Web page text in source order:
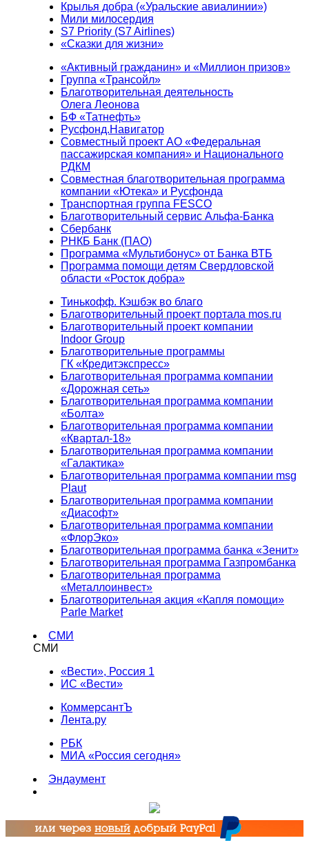
Крылья добра («Уральские авиалинии»)
Мили милосердия
S7 Priority (S7 Airlines)
«Сказки для жизни»
«Активный гражданин» и «Миллион призов»
Группа «Трансойл»
Благотворительная деятельность
Олега Леонова
БФ «Татнефть»
Русфонд.Навигатор
Совместный проект АО «Федеральная
пассажирская компания» и Национального
РДКМ
Совместная благотворительная программа
компании «Ютека» и Русфонда
Транспортная группа FESCO
Благотворительный сервис Альфа-Банка
Сбербанк
РНКБ Банк (ПАО)
Программа «Мультибонус» от Банка ВТБ
Программа помощи детям Свердловской
области «Росток добра»
Тинькофф. Кэшбэк во благо
Благотворительный проект портала mos.ru
Благотворительный проект компании
Indoor Group
Благотворительные программы
ГК «Кредитэкспресс»
Благотворительная программа компании
«Дорожная сеть»
Благотворительная программа компании
«Болта»
Благотворительная программа компании
«Квартал-18»
Благотворительная программа компании
«Галактика»
Благотворительная программа компании msg
Plaut
Благотворительная программа компании
«Диасофт»
Благотворительная программа компании
«ФлорЭко»
Благотворительная программа банка «Зенит»
Благотворительная программа Газпромбанка
Благотворительная программа
«Металлоинвест»
Благотворительная акция «Капля помощи»
Parle Market
СМИ
СМИ
«Вести», Россия 1
ИС «Вести»
КоммерсантЪ
Лента.ру
РБК
МИА «Россия сегодня»
Эндаумент